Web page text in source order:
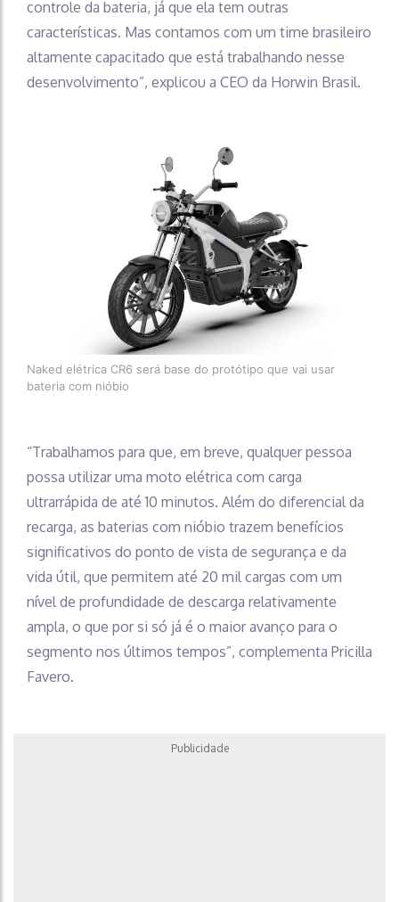
controle da bateria, já que ela tem outras
características. Mas contamos com um time brasileiro
altamente capacitado que está trabalhando nesse
desenvolvimento”, explicou a CEO da Horwin Brasil.
Naked elétrica CR6 será base do protótipo que vai usar
bateria com nióbio
“Trabalhamos para que, em breve, qualquer pessoa
possa utilizar uma moto elétrica com carga
ultrarrápida de até 10 minutos. Além do diferencial da
recarga, as baterias com nióbio trazem benefícios
significativos do ponto de vista de segurança e da
vida útil, que permitem até 20 mil cargas com um
nível de profundidade de descarga relativamente
ampla, o que por si só já é o maior avanço para o
segmento nos últimos tempos”, complementa Pricilla
Favero.
Publicidade